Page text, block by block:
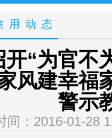
用动态
开“为官不
风建幸福
警示
间：2016-01-28